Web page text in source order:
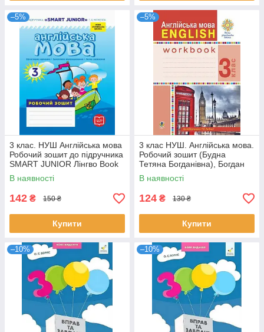
–5%
3 клас. НУШ Англійська мова
Робочий зошит до підручника
SMART JUNIOR Лінгво Book
(Лана Грейс (Мясоєдова
В наявності
142 ₴ 150 ₴
Купити
–5%
3 клас НУШ. Англійська мова.
Робочий зошит (Будна
Тетяна Богданівна), Богдан
В наявності
124 ₴ 130 ₴
Купити
–10% –10%